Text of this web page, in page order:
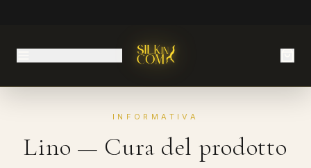
INFORMATIVA
Lino — Cura del prodotto